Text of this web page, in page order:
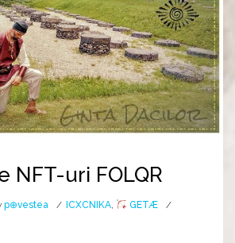
NFT-uri FOLQR
p⊕vestea ICXCNIKA,
GETÆ